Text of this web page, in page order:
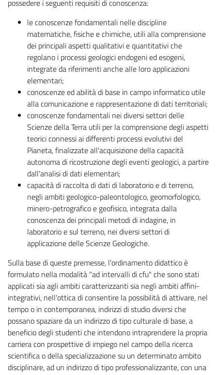
possedere i seguenti requisiti di conoscenza:
le conoscenze fondamentali nelle discipline
matematiche, fisiche e chimiche, utili alla comprensione
dei principali aspetti qualitativi e quantitativi che
regolano i processi geologici endogeni ed esogeni,
integrate da riferimenti anche alle loro applicazioni
elementari;
conoscenze ed abilità di base in campo informatico utile
alla comunicazione e rappresentazione di dati territoriali;
conoscenze fondamentali nei diversi settori delle
Scienze della Terra utili per la comprensione degli aspetti
teorici connessi ai differenti processi evolutivi del
Pianeta, finalizzate all'acquisizione della capacità
autonoma di ricostruzione degli eventi geologici, a partire
dall'analisi di dati elementari;
capacità di raccolta di dati di laboratorio e di terreno,
negli ambiti geologico-paleontologico, geomorfologico,
minero-petrografico e geofisico, integrata dalla
conoscenza dei principali metodi di indagine, in
laboratorio e sul terreno, nei diversi settori di
applicazione delle Scienze Geologiche.
Sulla base di queste premesse, l'ordinamento didattico è
formulato nella modalità "ad intervalli di cfu" che sono stati
applicati sia agli ambiti caratterizzanti sia negli ambiti affini-
integrativi, nell'ottica di consentire la possibilità di attivare, nel
tempo o in contemporanea, indirizzi di studio diversi che
possano spaziare da un indirizzo di tipo culturale di base, a
beneficio degli studenti che intendono intraprendere la propria
carriera con prospettive di impiego nel campo della ricerca
scientifica o della specializzazione su un determinato ambito
disciplinare, ad un indirizzo di tipo professionalizzante, con una